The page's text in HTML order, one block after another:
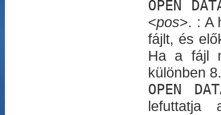
OPEN
<pos>. : A
fájlt, és
Ha a fájl
különben 8.
OPEN
lefuttatja